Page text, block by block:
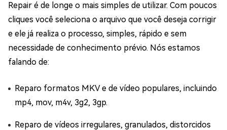
Repair é de longe o mais simples de utilizar. Com poucos
cliques você seleciona o arquivo que você deseja corrigir
e ele já realiza o processo, simples, rápido e sem
necessidade de conhecimento prévio. Nós estamos
falando de:
Reparo formatos MKV e de vídeo populares, incluindo
mp4, mov, m4v, 3g2, 3gp.
Reparo de vídeos irregulares, granulados, distorcidos